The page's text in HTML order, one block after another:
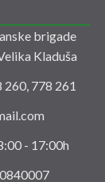
brigade
Kladuša
260, 778 261
- 17:00h